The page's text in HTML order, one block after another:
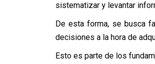
sistematizar y levantar
De esta forma, se busca
decisiones a la hora de
Esto es parte de los